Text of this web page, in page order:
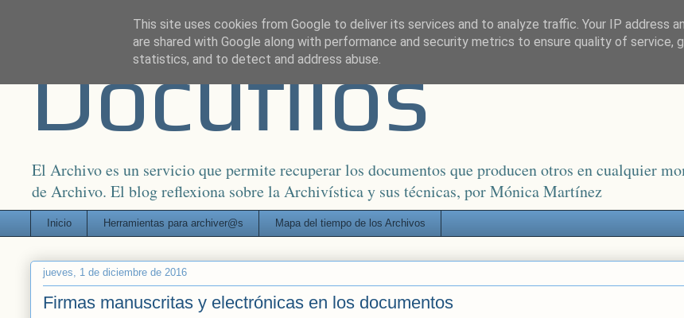
Docufilos
El Archivo es un servicio que permite recuperar los documentos que producen otros en cualquier
de Archivo. El blog reflexiona sobre la Archivística y sus técnicas, por Mónica Martínez
Inicio Herramientas para archiver@s Mapa del tiempo de los Archivos
jueves, 1 de diciembre de 2016
Firmas manuscritas y electrónicas en los documentos
This site uses cookies from Google to deliver its services and to analyze traffic. Your IP address
are shared with Google along with performance and security metrics to ensure quality of service,
statistics, and to detect and address abuse.